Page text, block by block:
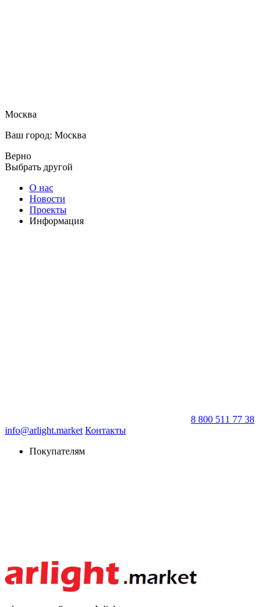
Москва
Ваш город: Москва
Верно
Выбрать другой
О нас
Новости
Проекты
Информация
8 800 511 77 38
info@arlight.market Контакты
Покупателям